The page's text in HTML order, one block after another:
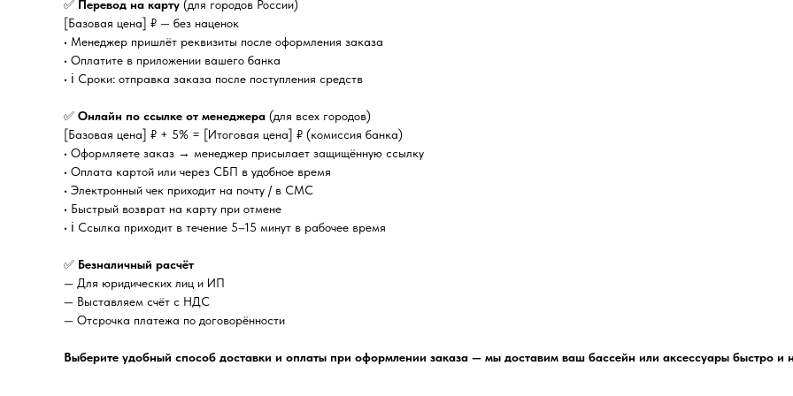
✅ Перевод на карту (для городов России)
[Базовая цена] ₽ — без наценок
• Менеджер пришлёт реквизиты после оформления заказа
• Оплатите в приложении вашего банка
• ℹ️ Сроки: отправка заказа после поступления средств
✅ Онлайн по ссылке от менеджера (для всех городов)
[Базовая цена] ₽ + 5% = [Итоговая цена] ₽ (комиссия банка)
• Оформляете заказ → менеджер присылает защищённую ссылку
• Оплата картой или через СБП в удобное время
• Электронный чек приходит на почту / в СМС
• Быстрый возврат на карту при отмене
• ℹ️ Ссылка приходит в течение 5–15 минут в рабочее время
✅ Безналичный расчёт
— Для юридических лиц и ИП
— Выставляем счёт с НДС
— Отсрочка платежа по договорённости
Выберите удобный способ доставки и оплаты при оформлении заказа — мы доставим ваш бассейн или аксессуары быстро и